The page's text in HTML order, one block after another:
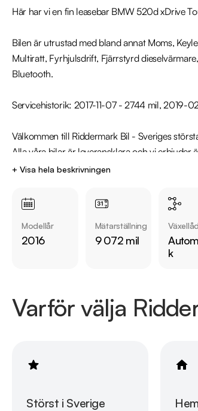
Här har vi en fin leasebar BMW 520d xDrive
Bilen är utrustad med bland annat Moms,
Multiratt, Fyrhjulsdrift, Fjärrstyrd
Bluetooth.
Servicehistorik: 2017-11-07 - 2744 mil,
Välkommen till Riddermark Bil - Sveriges
Alla våra bilar är leveransklara och vi erbjuder
36 mån garanti.
Eftersom vi har väldigt korta lagerdagar på
36 för att kontrollera att fordonet finns kvar!
marknadens billigaste helförsäkring och tar
information.
+ Visa hela beskrivningen
Modellår
2016
Mätarställning
9 072 mil
k
Varför välja
Störst i Sverige